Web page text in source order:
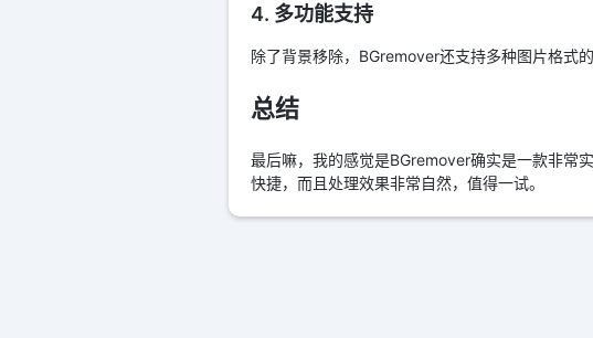
4. 多功能支持
除了背景移除，BGremover还支持多种图片格式
总结
最后嘛，我的感觉是BGremover确实是一款非常
快捷，而且处理效果非常自然，值得一试。